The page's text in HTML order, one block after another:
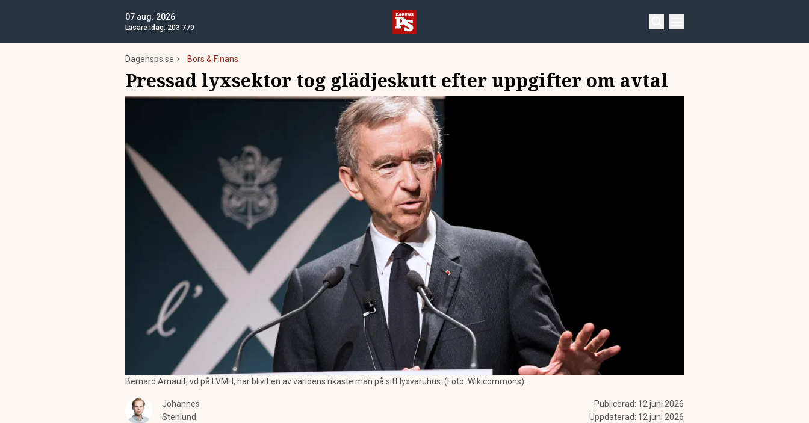
07 aug. 2026
Läsare idag: 203 779
Dagensps.se Börs & Finans
Pressad lyxsektor tog glädjeskutt efter uppgifter om avtal
Bernard Arnault, vd på LVMH, har blivit en av världens rikaste män på sitt lyxvaruhus. (Foto: Wikicommons).
Johannes
Stenlund
Publicerad: 12 juni 2026
Uppdaterad: 12 juni 2026